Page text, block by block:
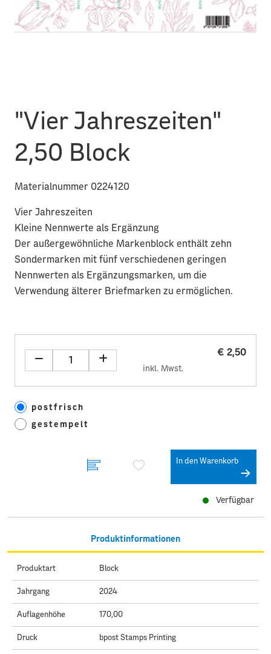
"Vier Jahreszeiten"
2,50 Block
Materialnummer 0224120
Vier Jahreszeiten
Kleine Nennwerte als Ergänzung
Der außergewöhnliche Markenblock enthält zehn
Sondermarken mit fünf verschiedenen geringen
Nennwerten als Ergänzungsmarken, um die
Verwendung älterer Briefmarken zu ermöglichen.
€ 2,50
inkl. Mwst.
postfrisch
gestempelt
In den Warenkorb
Verfügbar
Produktinformationen
Produktart Block
Jahrgang 2024
Auflagenhöhe 170,00
Druck bpost Stamps Printing